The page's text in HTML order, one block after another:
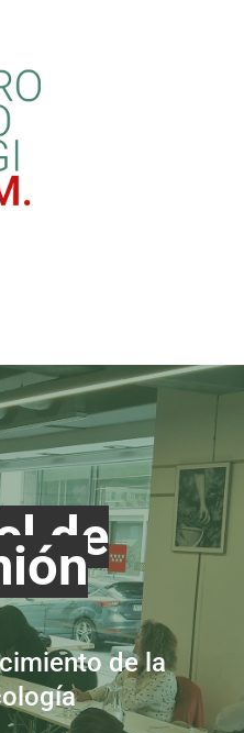
de
de la